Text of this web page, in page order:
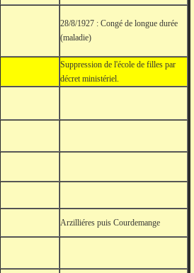
28/8/1927 : Congé de longue durée
(maladie)
Suppression de l'école de filles par
décret ministériel.
Arzilliéres puis Courdemange